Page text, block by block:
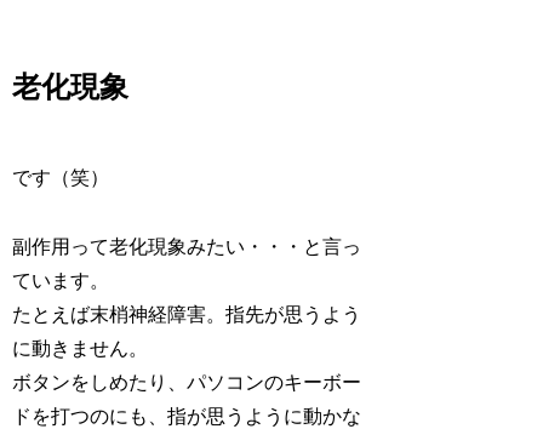
老化現象
です（笑）
副作用って老化現象みたい・・・と言っ
ています。
たとえば末梢神経障害。指先が思うよう
に動きません。
ボタンをしめたり、パソコンのキーボー
ドを打つのにも、指が思うように動かな